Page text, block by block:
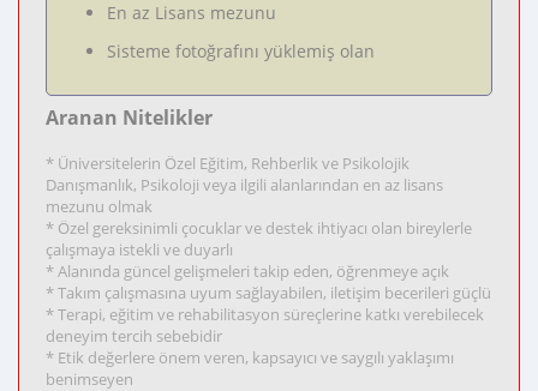
En az Lisans mezunu
Sisteme fotoğrafını yüklemiş olan
Aranan Nitelikler
* Üniversitelerin Özel Eğitim, Rehberlik ve Psikolojik
Danışmanlık, Psikoloji veya ilgili alanlarından en az lisans
mezunu olmak
* Özel gereksinimli çocuklar ve destek ihtiyacı olan bireylerle
çalışmaya istekli ve duyarlı
* Alanında güncel gelişmeleri takip eden, öğrenmeye açık
* Takım çalışmasına uyum sağlayabilen, iletişim becerileri güçlü
* Terapi, eğitim ve rehabilitasyon süreçlerine katkı verebilecek
deneyim tercih sebebidir
* Etik değerlere önem veren, kapsayıcı ve saygılı yaklaşımı
benimseyen